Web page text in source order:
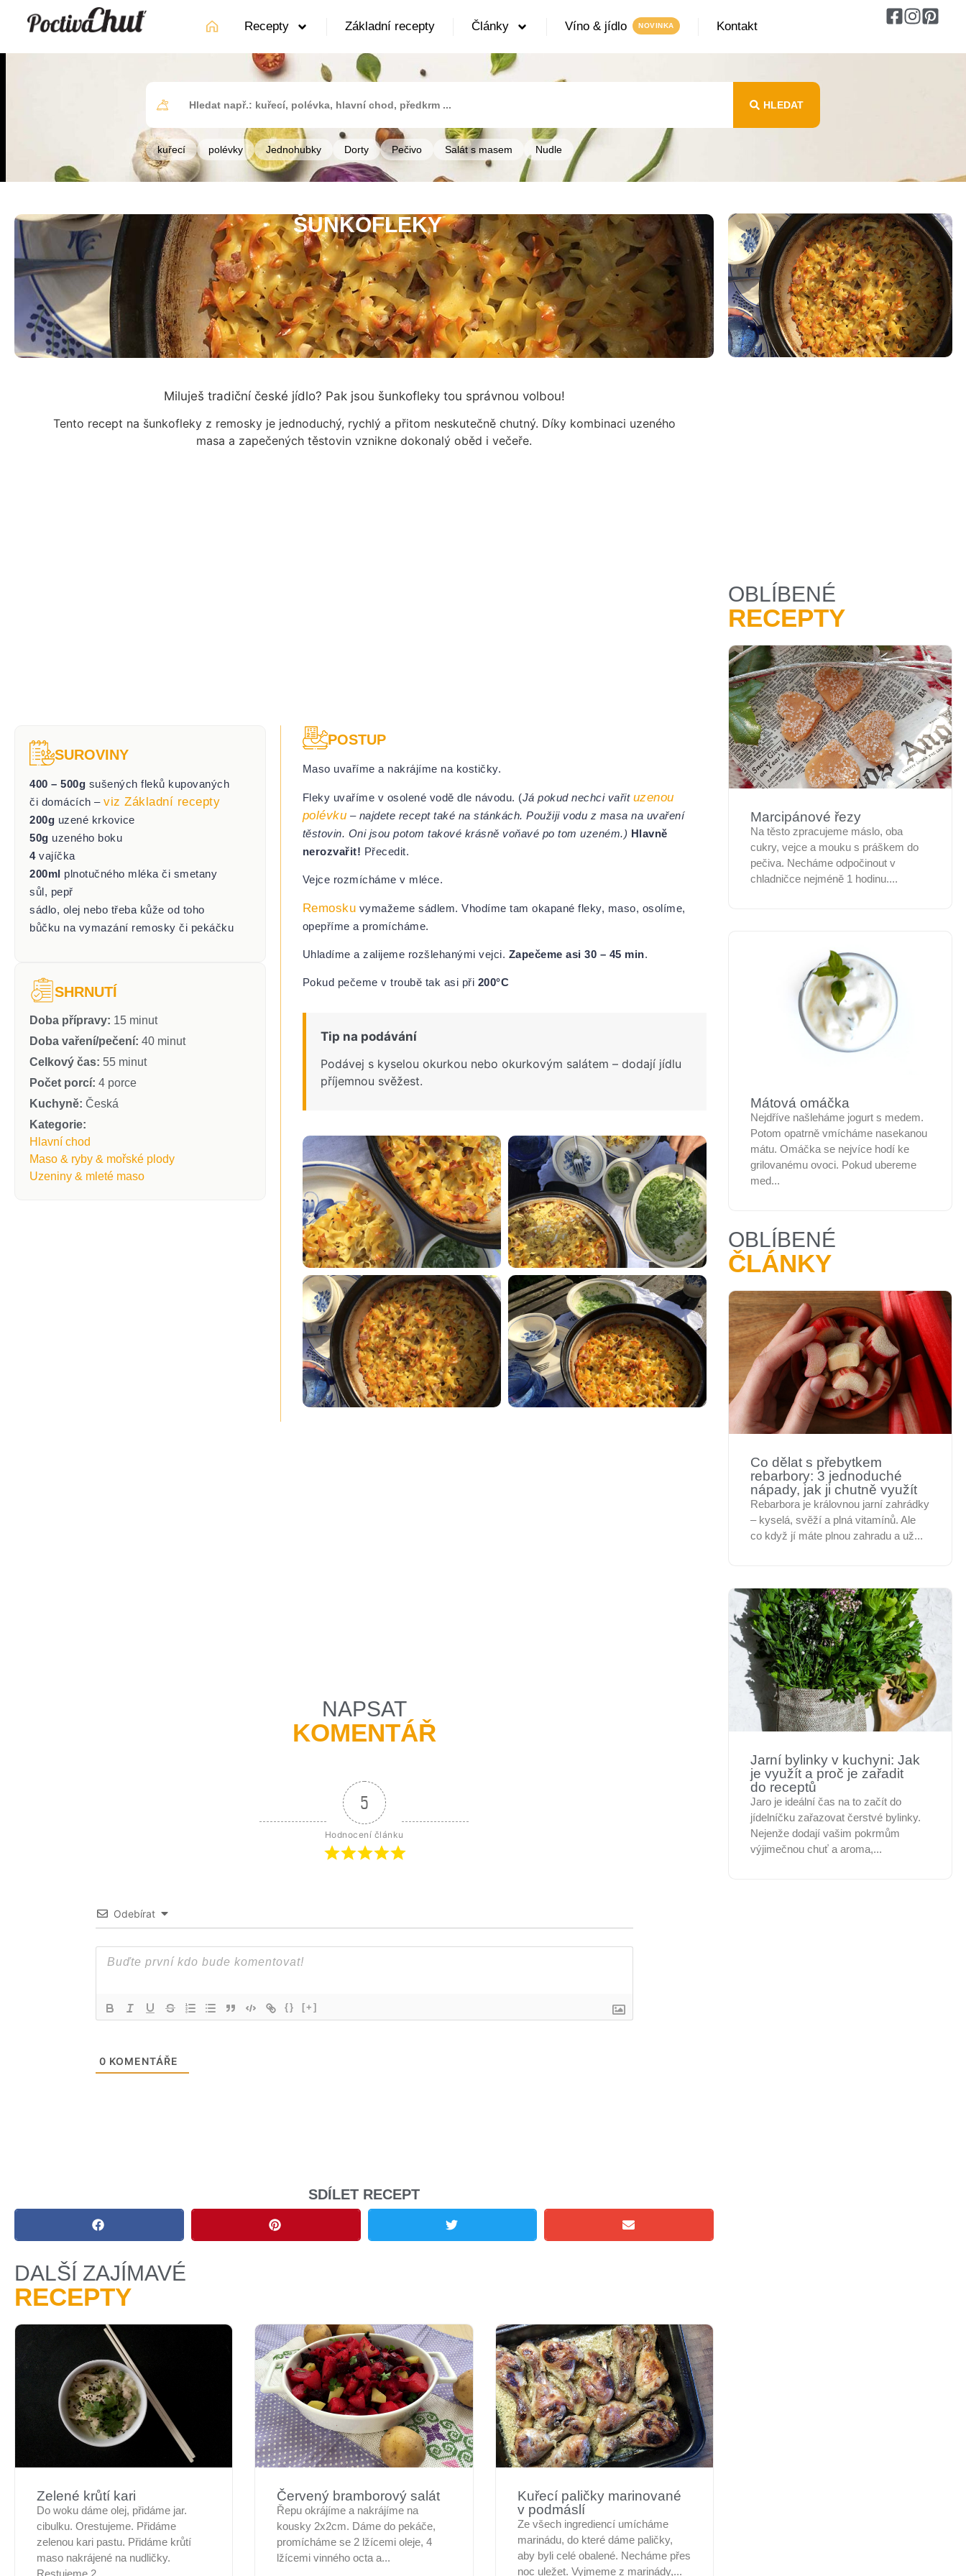
Recepty Základní recepty Články Víno & jídlo Kontakt
HLEDAT
kuřecí polévky Jednohubky Dorty Pečivo Salát s masem Nudle
ŠUNKOFLEKY
Miluješ tradiční české jídlo? Pak jsou šunkofleky tou správnou volbou!
Tento recept na šunkofleky z remosky je jednoduchý, rychlý a přitom neskutečně chutný. Díky kombinaci uzeného
masa a zapečených těstovin vznikne dokonalý oběd i večeře.
SUROVINY
400 – 500g sušených fleků kupovaných
či domácích – viz Základní recepty
200g uzené krkovice
50g uzeného boku
4vajíčka
200ml plnotučného mléka či smetany
sůl, pepř
sádlo, olej nebo třeba kůže od toho
bůčku na vymazání remosky či pekáčku
SHRNUTÍ
Doba přípravy: 15 minut
Doba vaření/pečení: 40 minut
Celkový čas: 55 minut
Počet porcí: 4 porce
Kuchyně: Česká
Kategorie:
Hlavní chod
Maso & ryby & mořské plody
Uzeniny & mleté maso
POSTUP
Maso uvaříme a nakrájíme na kostičky.
Fleky uvaříme v osolené vodě dle návodu. (Já pokud nechci vařit uzenou
polévku – najdete recept také na stánkách. Použiji vodu z masa na uvaření
těstovin. Oni jsou potom takové krásně voňavé po tom uzeném.) Hlavně
nerozvařit! Přecedit.
Vejce rozmícháme v mléce.
Remosku vymažeme sádlem. Vhodíme tam okapané fleky, maso, osolíme,
opepříme a promícháme.
Uhladíme a zalijeme rozšlehanými vejci. Zapečeme asi 30 – 45 min.
Pokud pečeme v troubě tak asi při 200°C
Tip na podávání
Podávej s kyselou okurkou nebo okurkovým salátem – dodají jídlu
příjemnou svěžest.
NAPSAT
KOMENTÁŘ
5
Hodnocení článku
Odebírat
{} [+]
0 KOMENTÁŘE
SDÍLET RECEPT
DALŠÍ ZAJÍMAVÉ
RECEPTY
Zelené krůtí kari
Do woku dáme olej, přidáme jar.
cibulku. Orestujeme. Přidáme
zelenou kari pastu. Přidáme krůtí
maso nakrájené na nudličky.
Restujeme 2...
Červený bramborový salát
Řepu okrájíme a nakrájíme na
kousky 2x2cm. Dáme do pekáče,
promícháme se 2 lžícemi oleje, 4
lžícemi vinného octa a...
Kuřecí paličky marinované
v podmáslí
Ze všech ingrediencí umícháme
marinádu, do které dáme paličky,
aby byli celé obalené. Necháme přes
noc uležet. Vyjmeme z marinády,...
OBLÍBENÉ
RECEPTY
Marcipánové řezy
Na těsto zpracujeme máslo, oba
cukry, vejce a mouku s práškem do
pečiva. Necháme odpočinout v
chladničce nejméně 1 hodinu....
Mátová omáčka
Nejdříve našleháme jogurt s medem.
Potom opatrně vmícháme nasekanou
mátu. Omáčka se nejvíce hodí ke
grilovanému ovoci. Pokud ubereme
med...
OBLÍBENÉ
ČLÁNKY
Co dělat s přebytkem
rebarbory: 3 jednoduché
nápady, jak ji chutně využít
Rebarbora je královnou jarní zahrádky
– kyselá, svěží a plná vitamínů. Ale
co když jí máte plnou zahradu a už...
Jarní bylinky v kuchyni: Jak
je využít a proč je zařadit
do receptů
Jaro je ideální čas na to začít do
jídelníčku zařazovat čerstvé bylinky.
Nejenže dodají vašim pokrmům
výjimečnou chuť a aroma,...